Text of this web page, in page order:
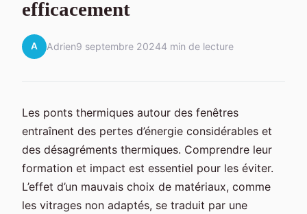
efficacement
A Adrien9 septembre 20244 min de lecture
Les ponts thermiques autour des fenêtres
entraînent des pertes d’énergie considérables et
des désagréments thermiques. Comprendre leur
formation et impact est essentiel pour les éviter.
L’effet d’un mauvais choix de matériaux, comme
les vitrages non adaptés, se traduit par une